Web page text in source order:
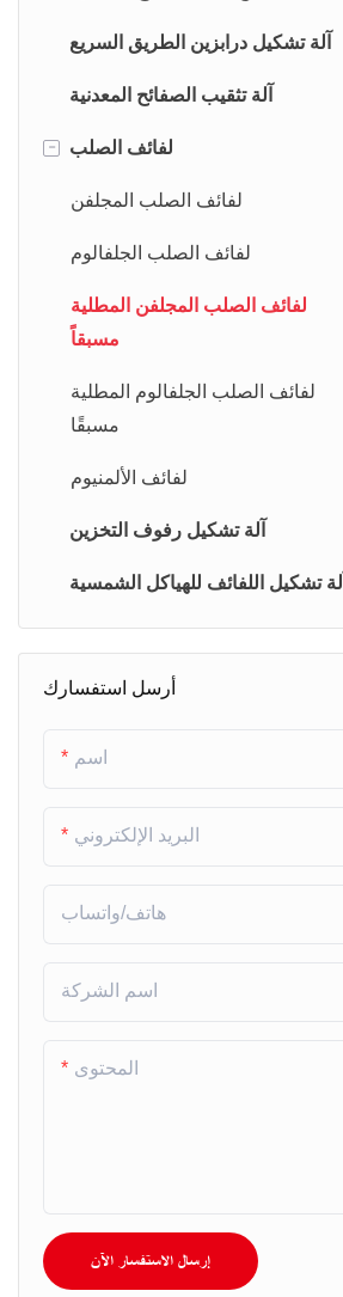
ماكينة الثني اليدوية
جهاز فك اللف اليدوي
آلة تشكيل إطار الباب
آلة تشكيل إطار النافذة
آلة تشكيل درابزين الطريق السريع
آلة تثقيب الصفائح المعدنية
- لفائف الصلب
لفائف الصلب المجلفن
لفائف الصلب الجلفالوم
لفائف الصلب المجلفن المطلية
مسبقاً
لفائف الصلب الجلفالوم المطلية
مسبقًا
لفائف الألمنيوم
آلة تشكيل رفوف التخزين
آلة تشكيل اللفائف للهياكل الشمسية
أرسل استفسارك
اسم
البريد الإلكتروني
هاتف/واتساب
اسم الشركة
المحتوى
إرسال الاستفسار الآن